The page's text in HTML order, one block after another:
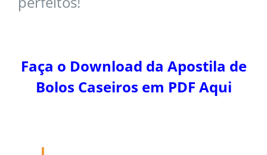
Faça o Download da Apostila de
Bolos Caseiros em PDF Aqui